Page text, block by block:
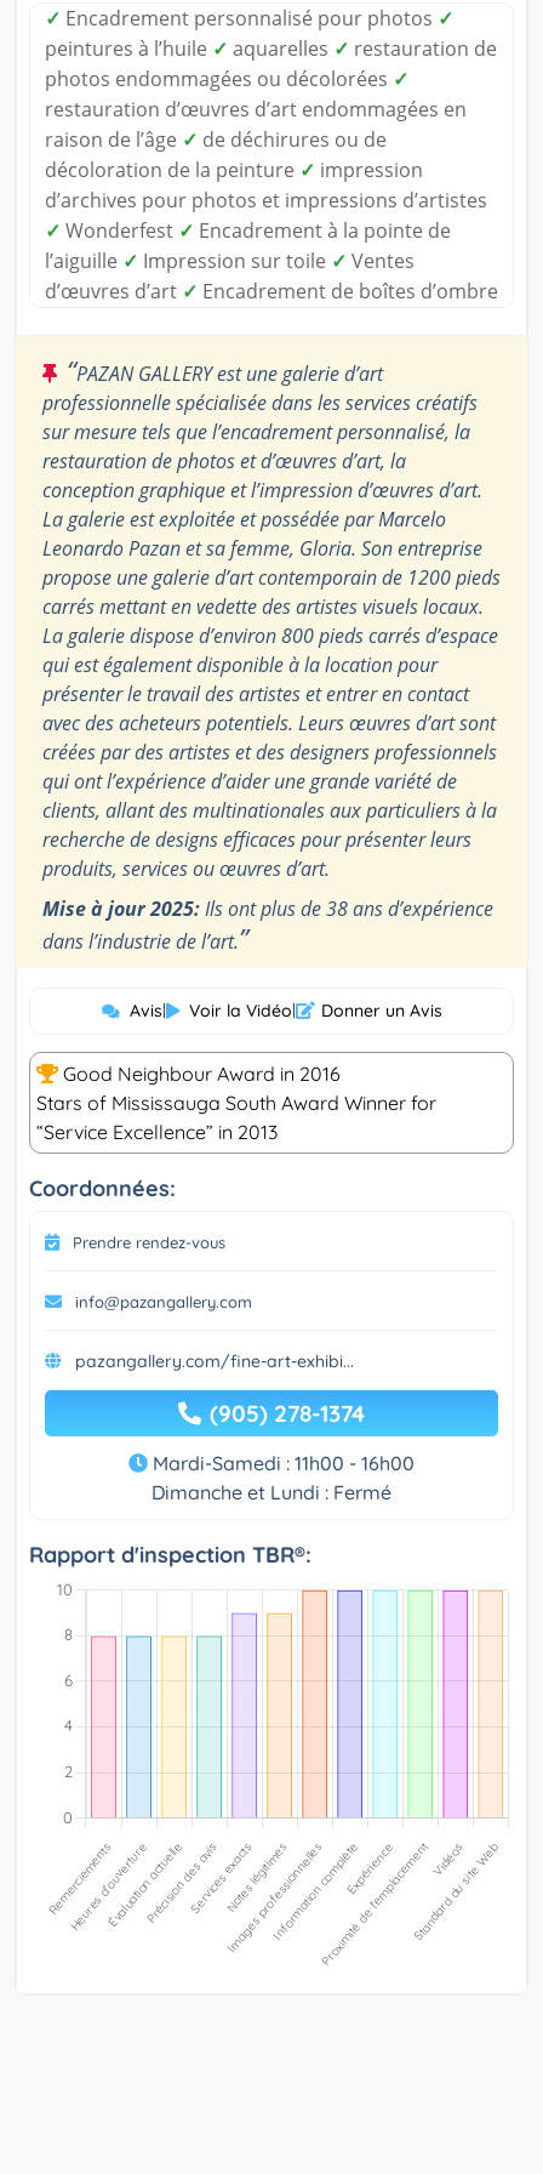
✓ Encadrement personnalisé pour photos ✓
peintures à l’huile ✓ aquarelles ✓ restauration de
photos endommagées ou décolorées ✓
restauration d’œuvres d’art endommagées en
raison de l’âge ✓ de déchirures ou de
décoloration de la peinture ✓ impression
d’archives pour photos et impressions d’artistes
✓ Wonderfest ✓ Encadrement à la pointe de
l’aiguille ✓ Impression sur toile ✓ Ventes
d’œuvres d’art ✓ Encadrement de boîtes d’ombre
“PAZAN GALLERY est une galerie d’art
professionnelle spécialisée dans les services créatifs
sur mesure tels que l’encadrement personnalisé, la
restauration de photos et d’œuvres d’art, la
conception graphique et l’impression d’œuvres d’art.
La galerie est exploitée et possédée par Marcelo
Leonardo Pazan et sa femme, Gloria. Son entreprise
propose une galerie d’art contemporain de 1200 pieds
carrés mettant en vedette des artistes visuels locaux.
La galerie dispose d’environ 800 pieds carrés d’espace
qui est également disponible à la location pour
présenter le travail des artistes et entrer en contact
avec des acheteurs potentiels. Leurs œuvres d’art sont
créées par des artistes et des designers professionnels
qui ont l’expérience d’aider une grande variété de
clients, allant des multinationales aux particuliers à la
recherche de designs efficaces pour présenter leurs
produits, services ou œuvres d’art.
Mise à jour 2025:Ils ont plus de 38 ans d’expérience
dans l’industrie de l’art.”
Avis| Voir la Vidéo| Donner un Avis
Good Neighbour Award in 2016
Stars of Mississauga South Award Winner for
“Service Excellence” in 2013
Coordonnées:
Prendre rendez-vous
info@pazangallery.com
pazangallery.com/fine-art-exhibi...
(905) 278-1374
Mardi-Samedi : 11h00 - 16h00
Dimanche et Lundi : Fermé
Rapport d'inspection TBR®: